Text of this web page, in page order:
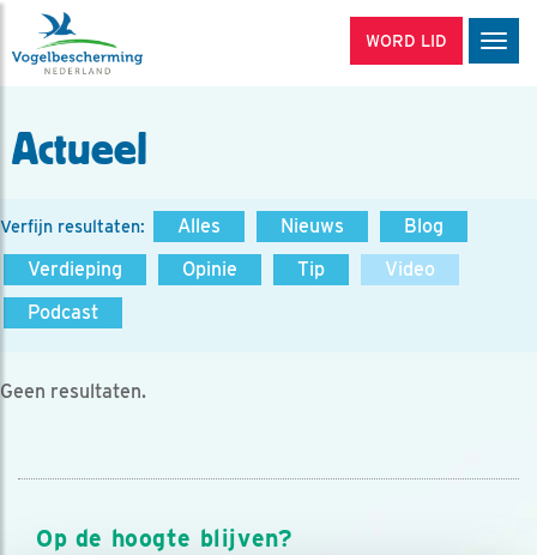
WORD LID
Actueel
Verfijn resultaten: Alles Nieuws
Blog
Verdieping
Opinie Tip
Video
Podcast
Geen resultaten.
Op de hoogte blijven?